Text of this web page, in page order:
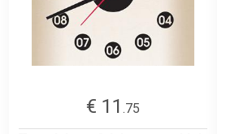
€ 11 .75